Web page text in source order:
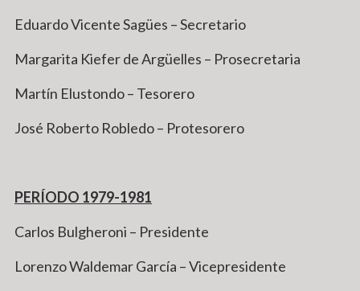
Eduardo Vicente Sagües – Secretario
Margarita Kiefer de Argüelles – Prosecretaria
Martín Elustondo – Tesorero
José Roberto Robledo – Protesorero
PERÍODO 1979-1981
Carlos Bulgheroni – Presidente
Lorenzo Waldemar García – Vicepresidente